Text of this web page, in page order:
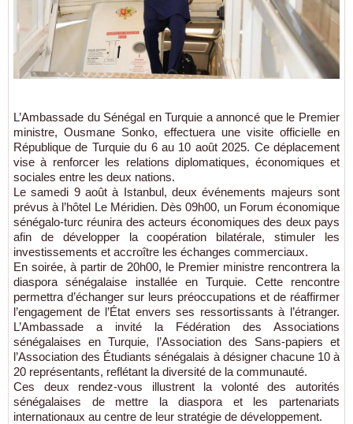
L’Ambassade du Sénégal en Turquie a annoncé que le Premier
ministre, Ousmane Sonko, effectuera une visite officielle en
République de Turquie du 6 au 10 août 2025. Ce déplacement
vise à renforcer les relations diplomatiques, économiques et
sociales entre les deux nations.
Le samedi 9 août à Istanbul, deux événements majeurs sont
prévus à l’hôtel Le Méridien. Dès 09h00, un Forum économique
sénégalo-turc réunira des acteurs économiques des deux pays
afin de développer la coopération bilatérale, stimuler les
investissements et accroître les échanges commerciaux.
En soirée, à partir de 20h00, le Premier ministre rencontrera la
diaspora sénégalaise installée en Turquie. Cette rencontre
permettra d’échanger sur leurs préoccupations et de réaffirmer
l’engagement de l’État envers ses ressortissants à l’étranger.
L’Ambassade a invité la Fédération des Associations
sénégalaises en Turquie, l’Association des Sans-papiers et
l’Association des Étudiants sénégalais à désigner chacune 10 à
20 représentants, reflétant la diversité de la communauté.
Ces deux rendez-vous illustrent la volonté des autorités
sénégalaises de mettre la diaspora et les partenariats
internationaux au centre de leur stratégie de développement.